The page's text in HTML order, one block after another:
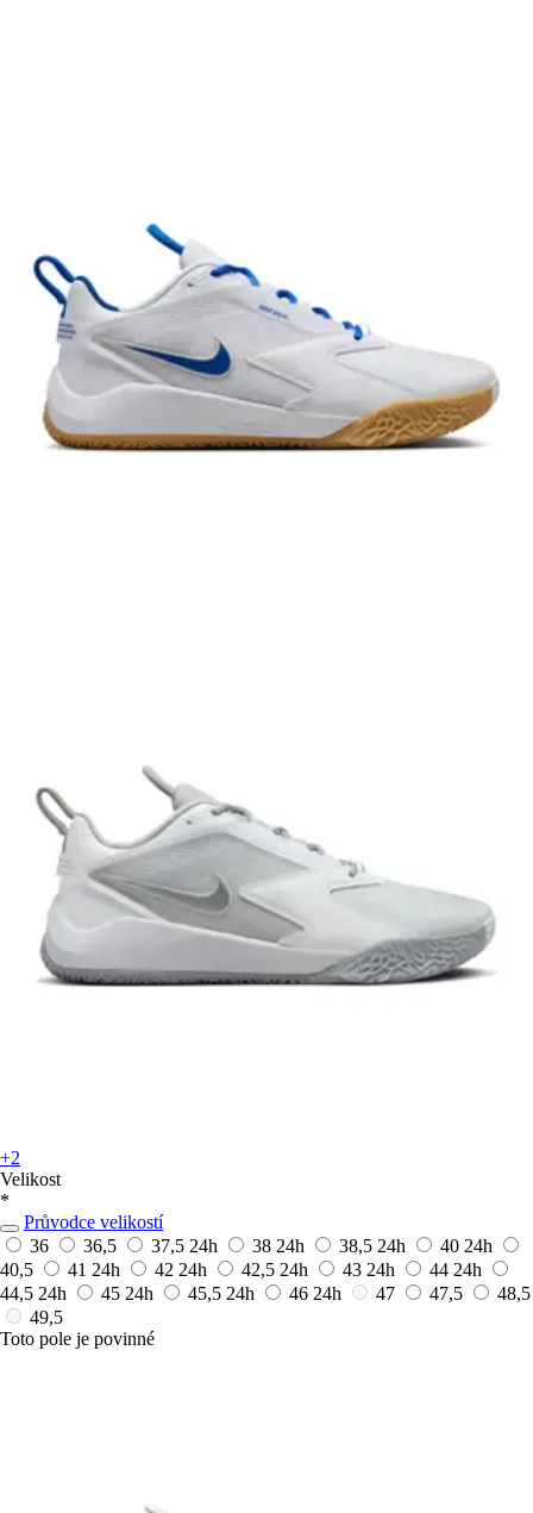
+2
Velikost
*
Průvodce velikostí
36
36,5 37,5 24h 38 24h 38,5 24h 40 24h
40,5
41 24h 42 24h 42,5 24h 43 24h 44 24h
44,5 24h 45 24h 45,5 24h 46 24h 47 47,5
48,5
49,5
Toto pole je povinné